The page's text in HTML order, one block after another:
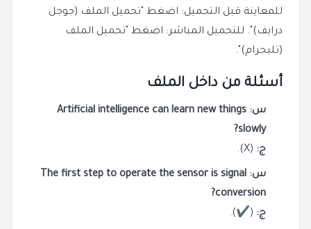
للمعاينة قبل التحميل: اضغط "تحميل الملف (جوجل
درايف)". للتحميل المباشر: اضغط "تحميل الملف
(تليجرام)".
أسئلة من داخل الملف
س: Artificial intelligence can learn new things
slowly?
ج: (X).
س: The first step to operate the sensor is signal
conversion?
ج: (✔).